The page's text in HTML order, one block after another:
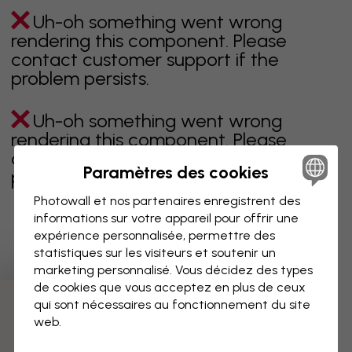
Uh-oh something went wrong
rendering this component. Please
contact customer support if the
problem persists.
Uh-oh something went wrong
rendering this component. Please
contact customer support if the
problem persists.
Page 1 sur 24 pages
Découvrez plus de catégories
Paramètres des cookies
Photowall et nos partenaires enregistrent des
informations sur votre appareil pour offrir une
expérience personnalisée, permettre des
statistiques sur les visiteurs et soutenir un
marketing personnalisé. Vous décidez des types
de cookies que vous acceptez en plus de ceux
qui sont nécessaires au fonctionnement du site
web.